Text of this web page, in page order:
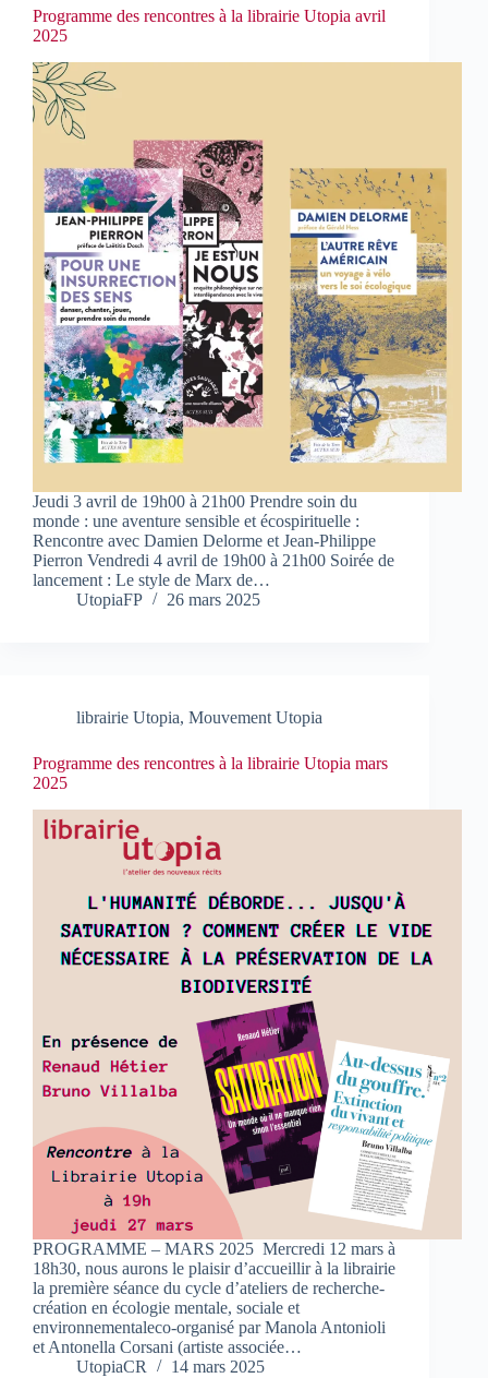
Programme des rencontres à la librairie Utopia avril
2025
Jeudi 3 avril de 19h00 à 21h00 Prendre soin du
monde : une aventure sensible et écospirituelle :
Rencontre avec Damien Delorme et Jean-Philippe
Pierron Vendredi 4 avril de 19h00 à 21h00 Soirée de
lancement : Le style de Marx de…
UtopiaFP
26 mars 2025
librairie Utopia, Mouvement Utopia
Programme des rencontres à la librairie Utopia mars
2025
PROGRAMME – MARS 2025 ­ Mercredi 12 mars à
18h30, nous aurons le plaisir d’accueillir à la librairie
la première séance du cycle d’ateliers de recherche-
création en écologie mentale, sociale et
environnementaleco-organisé par Manola Antonioli
et Antonella Corsani (artiste associée…
UtopiaCR
14 mars 2025